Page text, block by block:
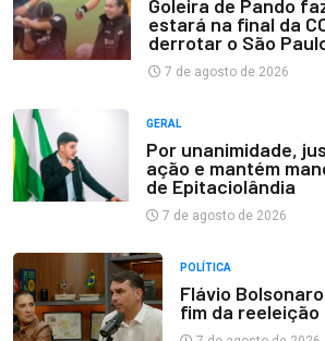
Goleira de Pando
estará na final da
derrotar o São
7 de agosto de 2026
GERAL
Por unanimidade,
ação e mantém
de Epitaciolândia
7 de agosto de 2026
POLÍTICA
Flávio
fim da